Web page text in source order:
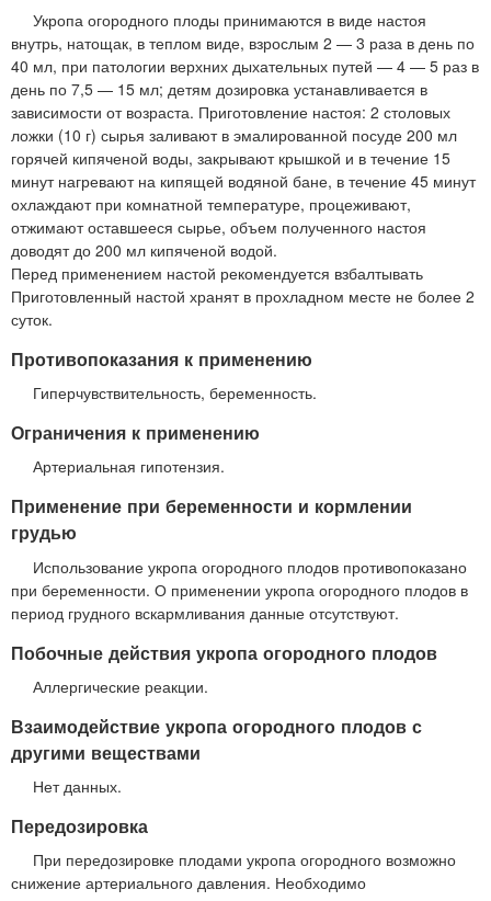
Укропа огородного плоды принимаются в виде настоя
внутрь, натощак, в теплом виде, взрослым 2 — 3 раза в день по
40 мл, при патологии верхних дыхательных путей — 4 — 5 раз в
день по 7,5 — 15 мл; детям дозировка устанавливается в
зависимости от возраста. Приготовление настоя: 2 столовых
ложки (10 г) сырья заливают в эмалированной посуде 200 мл
горячей кипяченой воды, закрывают крышкой и в течение 15
минут нагревают на кипящей водяной бане, в течение 45 минут
охлаждают при комнатной температуре, процеживают,
отжимают оставшееся сырье, объем полученного настоя
доводят до 200 мл кипяченой водой.
Перед применением настой рекомендуется взбалтывать
Приготовленный настой хранят в прохладном месте не более 2
суток.
Противопоказания к применению
Гиперчувствительность, беременность.
Ограничения к применению
Артериальная гипотензия.
Применение при беременности и кормлении
грудью
Использование укропа огородного плодов противопоказано
при беременности. О применении укропа огородного плодов в
период грудного вскармливания данные отсутствуют.
Побочные действия укропа огородного плодов
Аллергические реакции.
Взаимодействие укропа огородного плодов с
другими веществами
Нет данных.
Передозировка
При передозировке плодами укропа огородного возможно
снижение артериального давления. Необходимо